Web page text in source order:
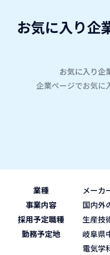
学内企業研究会2026
company
業種
メーカ
事業内容
国内外
採用予定職種
生産技
勤務予定地
岐阜県
電気学
お気に入り企
お気に入り企
企業ページでお気に